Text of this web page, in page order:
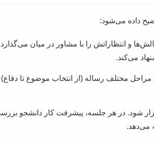
داده می‌شود:
و انتظاراتش را با مشاور در میان
می‌کند.
مختلف رساله (از انتخاب موضوع تا دفاع)
شود. در هر جلسه، پیشرفت کار دانشجو
می‌دهد.